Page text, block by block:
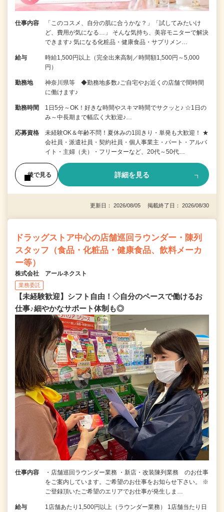
仕事内容
「このコスメ、自分の肌に合うかな？」「試してみたいけ
ど、費用が気になる…」 そんな気持ち、美容モニターで解決
できます♪ 気になる化粧品・健康食品・サプリメン…
給与
時給1,500円以上（完全出来高制／時間額1,500円～5,000
円）
勤務地
神奈川県等 ◆勤務地多数♪ご自宅やお近くの店舗で間時間
に働けます♪
勤務時間
1日5分～OK！好きな時間やスキマ時間でサクッと♪ ☆1日の
み～中長期まで幅広く大歓迎♪…
応募資格
未経験OK＆年齢不問！夏休みの1回きり・単発も大歓迎！ ★
会社員・派遣社員・契約社員・個人事業主・パート・アルバ
イト・主婦（夫）・フリーターなど、20代～50代…
後で見る 詳細を見る
更新日： 2026/08/05 掲載終了日： 2026/08/30
ドラッグストア中心の店舗巡回ラウンダー・陳列
スタッフ（食品・化粧品・健康食品、飲料メーカ
ー等）
株式会社 アールネクスト
業務委託
【未経験歓迎】シフト自由！◇自分のペースで働けるお
仕事♪細やかなサポート体制も◎
仕事内容
・店舗巡回ラウンダー業務 ・新店・改装陳列業務 のお仕事
をご案内しています。ご希望のお仕事をお知らせ下さい。 ※
ご登録頂いたご希望のエリアでお仕事が発生しま…
給与
1店舗あたり1,500円以上（ラウンダー業務） 1店舗当たり日